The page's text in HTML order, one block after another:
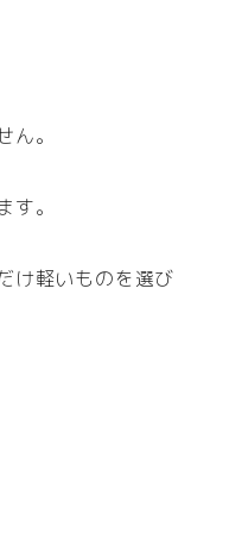
。
。
け軽いものを選び